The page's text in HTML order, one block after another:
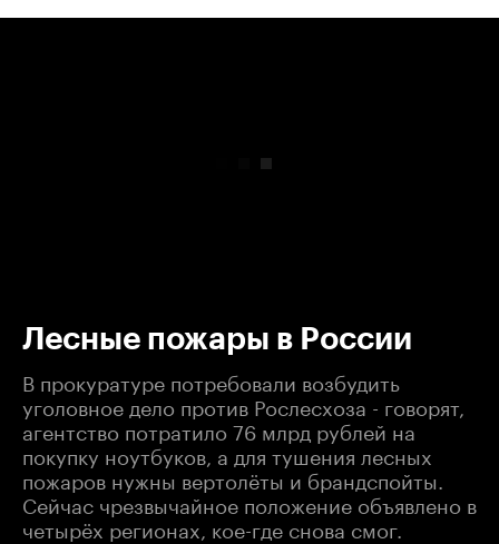
Лесные пожары в России
В прокуратуре потребовали возбудить
уголовное дело против Рослесхоза - говорят,
агентство потратило 76 млрд рублей на
покупку ноутбуков, а для тушения лесных
пожаров нужны вертолёты и брандспойты.
Сейчас чрезвычайное положение объявлено в
четырёх регионах, кое-где снова смог.